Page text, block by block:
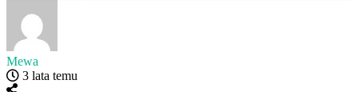
Mewa
3 lata temu